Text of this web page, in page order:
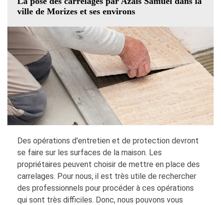
ville de Morizes et ses environs
Des opérations d'entretien et de protection devront
se faire sur les surfaces de la maison. Les
propriétaires peuvent choisir de mettre en place des
carrelages. Pour nous, il est très utile de rechercher
des professionnels pour procéder à ces opérations
qui sont très difficiles. Donc, nous pouvons vous